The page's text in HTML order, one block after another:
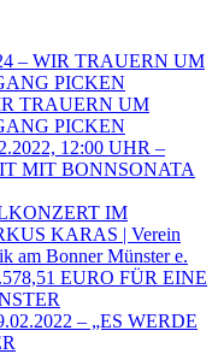
– WIR TRAUERN UM
PICKEN
TRAUERN UM
PICKEN
12:00 UHR –
MIT BONNSONATA
IM
KARAS | Verein
am Bonner Münster e.
EURO FÜR EINE
– „ES WERDE